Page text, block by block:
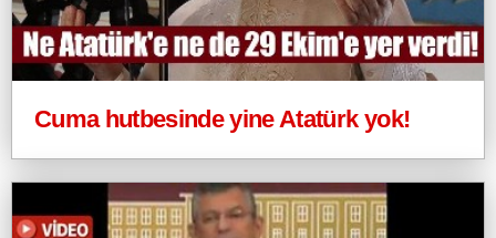
Cuma hutbesinde yine Atatürk yok!